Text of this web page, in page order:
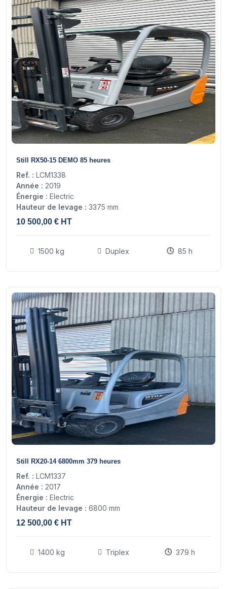
Still RX50-15 DEMO 85 heures
Ref. : LCM1338
Année : 2019
Énergie : Electric
Hauteur de levage : 3375 mm
10 500,00 € HT
1500 kg Duplex 85 h
Still RX20-14 6800mm 379 heures
Ref. : LCM1337
Année : 2017
Énergie : Electric
Hauteur de levage : 6800 mm
12 500,00 € HT
1400 kg Triplex 379 h